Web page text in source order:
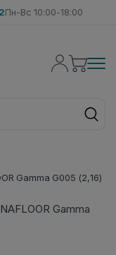
Пн-Вс 10:00-18:00
Gamma G005 (2,16)